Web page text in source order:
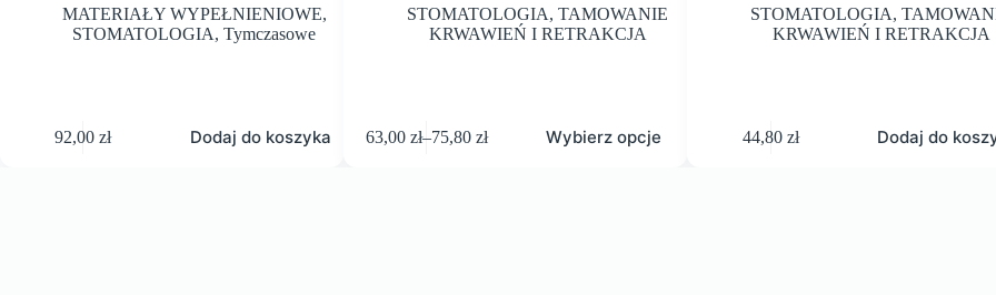
MATERIAŁY WYPEŁNIENIOWE,
STOMATOLOGIA,Tymczasowe
92,00zł Dodaj do koszyka
STOMATOLOGIA,TAMOWANIE
KRWAWIEŃ I RETRAKCJA
63,00 zł–75,80 zł Wybierz opcje
STOMATOLOGIA,
KRWAWIEŃ I RETRAKCJA
44,80 zł Dodaj do